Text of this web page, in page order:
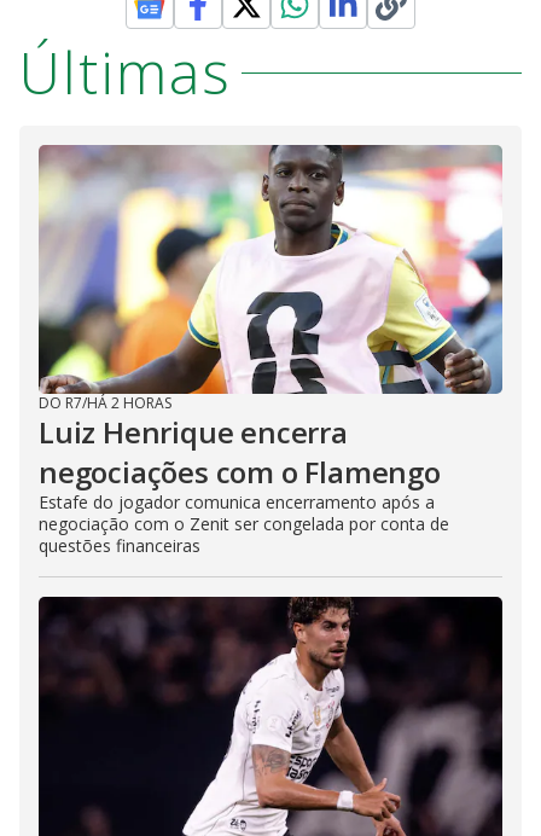
Últimas
DO R7/HÁ 2 HORAS
Luiz Henrique encerra
negociações com o Flamengo
Estafe do jogador comunica encerramento após a
negociação com o Zenit ser congelada por conta de
questões financeiras